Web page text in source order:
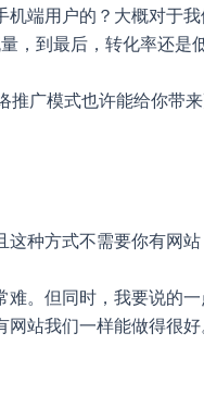
端用户的？大概对于
，到最后，转化率还是
广模式也许能给你带
这种方式不需要你有网站
。但同时，我要说的
站我们一样能做得很好